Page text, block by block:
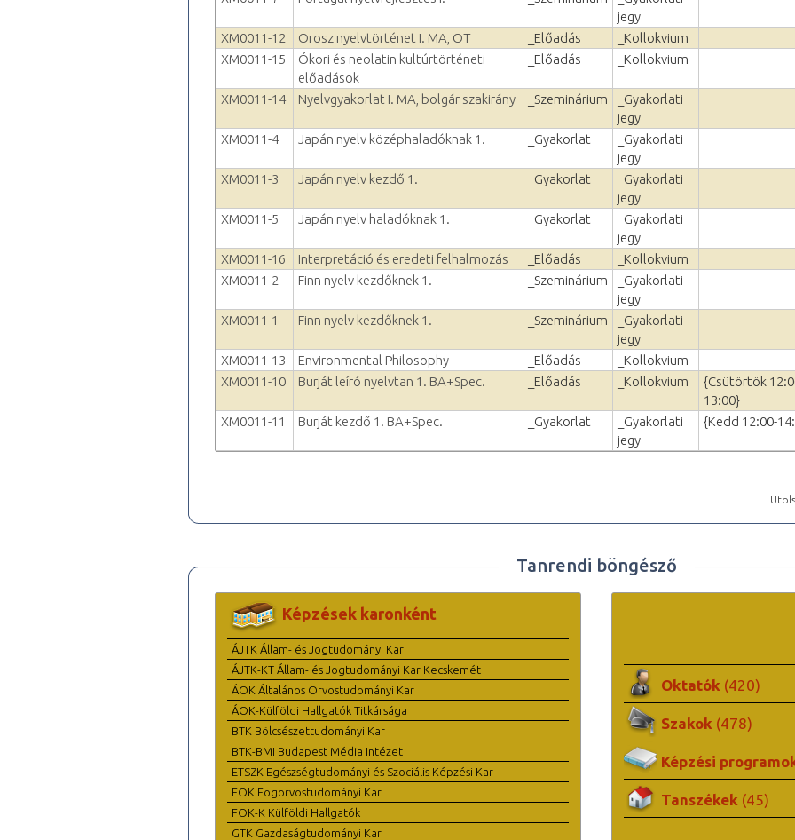
jegy
XM0011-12
Orosz nyelvtörténet I. MA, OT _Előadás
_Kollokvium
XM0011-15
Ókori és neolatin kultúrtörténeti
előadások
_Előadás _Kollokvium
XM0011-14 Nyelvgyakorlat I. MA, bolgár szakirány _Szeminárium
_Gyakorlati
jegy
XM0011-4
Japán nyelv középhaladóknak 1. _Gyakorlat
_Gyakorlati
jegy
XM0011-3
Japán nyelv kezdő 1. _Gyakorlat
_Gyakorlati
jegy
XM0011-5
Japán nyelv haladóknak 1. _Gyakorlat
_Gyakorlati
jegy
XM0011-16
Interpretáció és eredeti felhalmozás _Előadás
_Kollokvium
XM0011-2
Finn nyelv kezdőknek 1. _Szeminárium
_Gyakorlati
jegy
XM0011-1
Finn nyelv kezdőknek 1. _Szeminárium
_Gyakorlati
jegy
XM0011-13
Environmental Philosophy _Előadás
_Kollokvium
XM0011-10
Burját leíró nyelvtan 1. BA+Spec. _Előadás _Kollokvium
{Csütörtök
13:00}
XM0011-11
Burját kezdő 1. BA+Spec. _Gyakorlat
_Gyakorlati
jegy
{Kedd 12:00-
Tanrendi böngésző
Képzések karonként
ÁJTK Állam- és Jogtudományi Kar
ÁJTK-KT Állam- és Jogtudományi Kar Kecskemét
ÁOK Általános Orvostudományi Kar
ÁOK-Külföldi Hallgatók Titkársága
BTK Bölcsészettudományi Kar
BTK-BMI Budapest Média Intézet
ETSZK Egészségtudományi és Szociális Képzési Kar
FOK Fogorvostudományi Kar
FOK-K Külföldi Hallgatók
GTK Gazdaságtudományi Kar
Oktatók (420)
Szakok (478)
Képzési
Tanszékek (45)